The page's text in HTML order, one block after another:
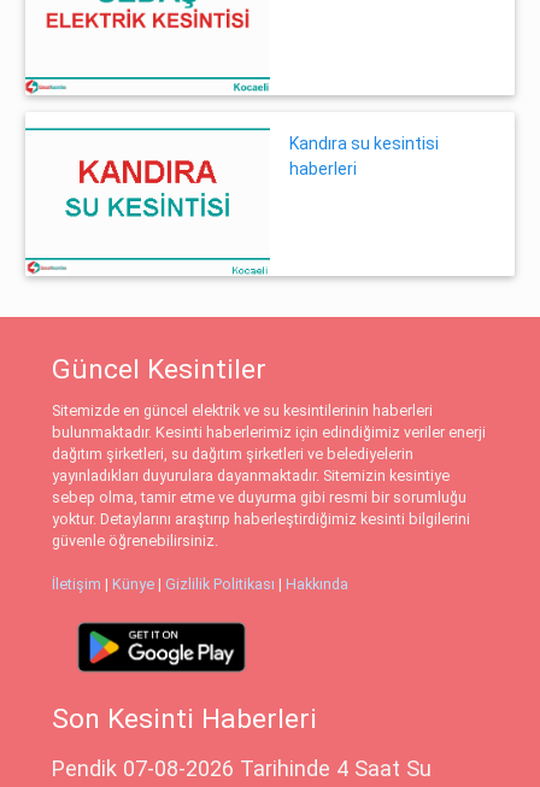
Kandıra su kesintisi
haberleri
Güncel Kesintiler
Sitemizde en güncel elektrik ve su kesintilerinin haberleri
bulunmaktadır. Kesinti haberlerimiz için edindiğimiz veriler enerji
dağıtım şirketleri, su dağıtım şirketleri ve belediyelerin
yayınladıkları duyurulara dayanmaktadır. Sitemizin kesintiye
sebep olma, tamir etme ve duyurma gibi resmi bir sorumluğu
yoktur. Detaylarını araştırıp haberleştirdiğimiz kesinti bilgilerini
güvenle öğrenebilirsiniz.
İletişim | Künye | Gizlilik Politikası | Hakkında
Son Kesinti Haberleri
Pendik 07-08-2026 Tarihinde 4 Saat Su